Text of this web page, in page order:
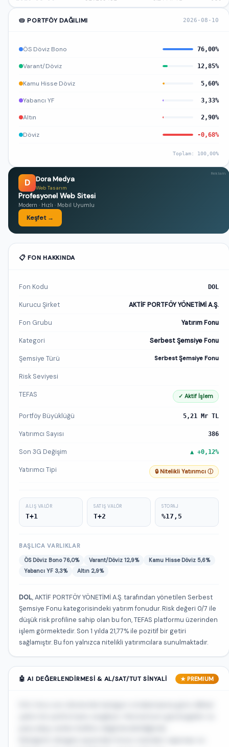
🥧 PORTFÖY DAĞILIMI 2026-08-10
ÖS Döviz Bono 76,00%
Varant/Döviz 12,85%
Kamu Hisse Döviz 5,60%
Yabancı YF 3,33%
Altın 2,90%
Döviz -0,68%
Toplam: 100,00%
D Dora Medya
Web Tasarım
Profesyonel Web Sitesi
Modern · Hızlı · Mobil Uyumlu
Keşfet →
Reklam
📋 FON HAKKINDA
Fon Kodu DOL
Kurucu Şirket AKTİF PORTFÖY YÖNETİMİ A.Ş.
Fon Grubu Yatırım Fonu
Kategori Serbest Şemsiye Fonu
Şemsiye Türü Serbest Şemsiye Fonu
Risk Seviyesi
TEFAS ✓ Aktif İşlem
Portföy Büyüklüğü 5,21 Mr TL
Yatırımcı Sayısı 386
Son 3G Değişim ▲ +0,12%
Yatırımcı Tipi 🔒 Nitelikli Yatırımcı ⓘ
ALIŞ VALÖR
T+1
SATIŞ VALÖR
T+2
STOPAJ
%17,5
BAŞLICA VARLIKLAR
ÖS Döviz Bono 76,0% Varant/Döviz 12,9%
Kamu Hisse Döviz 5,6%
Yabancı YF 3,3%
Altın 2,9%
DOL, AKTİF PORTFÖY YÖNETİMİ A.Ş. tarafından yönetilen Serbest
Şemsiye Fonu kategorisindeki yatırım fonudur. Risk değeri 0/7 ile
düşük risk profiline sahip olan bu fon, TEFAS platformu üzerinden
işlem görmektedir. Son 1 yılda 21,77% ile pozitif bir getiri
sağlamıştır. Bu fon yalnızca nitelikli yatırımcılara sunulmaktadır.
🤖 AI DEĞERLENDIRMESI & AL/SAT/TUT SINYALI ★ PREMIUM